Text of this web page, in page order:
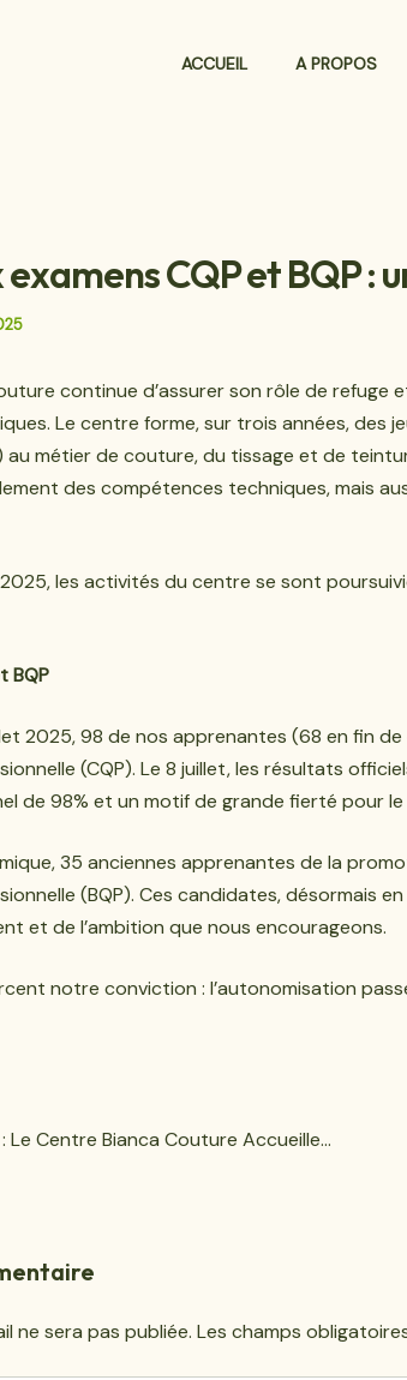
ACCUEIL A PROPOS
examens CQP et BQP
continue d’assurer son rôle de
Le centre forme, sur trois années, des
métier de couture, du tissage et de
des compétences techniques, mais
les activités du centre se sont
BQP
2025, 98 de nos apprenantes (68 en fin
(CQP). Le 8 juillet, les résultats
de 98% et un motif de grande fierté pour le
35 anciennes apprenantes de la
(BQP). Ces candidates, désormais
et de l’ambition que nous encourageons.
notre conviction : l’autonomisation
Rencontre Enrichissante : Le Centre Bianca Couture Accueille des Visiteurs d\’Afrique Francophone
ne sera pas publiée. Les champs